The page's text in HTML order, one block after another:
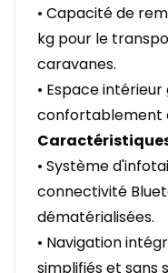
• Capacité de
kg pour le
caravanes.
• Espace
confortablement
• Système
connectivité
dématérialisées.
• Navigation
simplifiés et sans